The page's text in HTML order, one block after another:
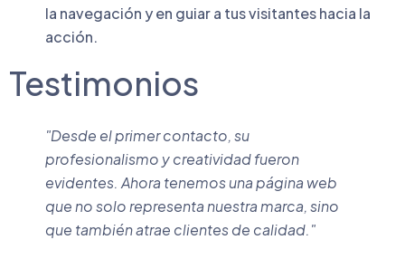
la navegación y en guiar a tus visitantes hacia la
acción.
Testimonios
"Desde el primer contacto, su
profesionalismo y creatividad fueron
evidentes. Ahora tenemos una página web
que no solo representa nuestra marca, sino
que también atrae clientes de calidad."